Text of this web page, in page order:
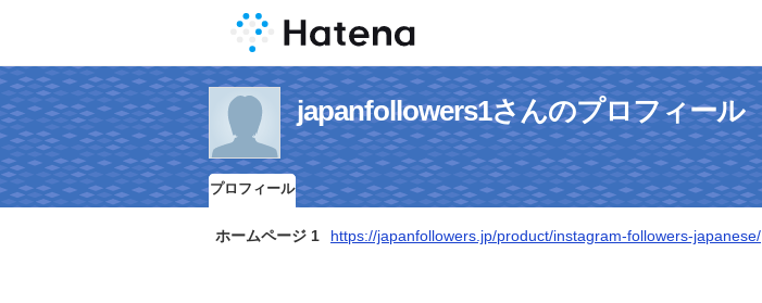
japanfollowers1さんのプロフィール
プロフィール
ホームページ 1 https://japanfollowers.jp/product/instagram-followers-japanese/